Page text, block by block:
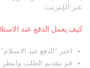
عبر الإنترنت.
كيف يعمل الدفع عند
اختر "الدفع عند
قم بتقديم الطلب